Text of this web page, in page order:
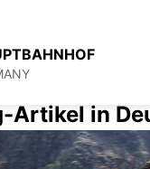
Artikel in